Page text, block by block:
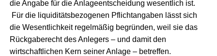
die Angabe für die Anlageentscheidung wesentlich ist.
Für die liquiditätsbezogenen Pflichtangaben lässt sich
die Wesentlichkeit regelmäßig begründen, weil sie das
Rückgaberecht des Anlegers – und damit den
wirtschaftlichen Kern seiner Anlage – betreffen.